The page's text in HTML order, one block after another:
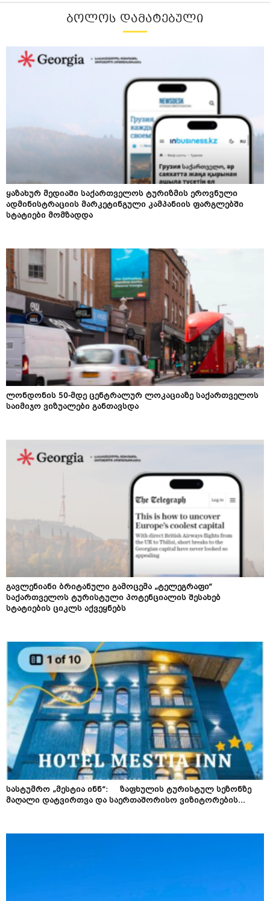
ᲑᲝᲚᲝᲡ ᲓᲐᲛᲐᲢᲔᲑᲣᲚᲘ
ყაზახურ მედიაში საქართველოს ტურიზმის ეროვნული
ადმინისტრაციის მარკეტინგული კამპანიის ფარგლებში
სტატიები მომზადდა
ლონდონის 50-მდე ცენტრალურ ლოკაციაზე საქართველოს
საიმიჯო ვიზუალები განთავსდა
გავლენიანი ბრიტანული გამოცემა „ტელეგრაფი“
საქართველოს ტურისტული პოტენციალის შესახებ
სტატიების ციკლს აქვეყნებს
სასტუმრო „მესტია ინნ“: ზაფხულის ტურისტულ სეზონზე
მაღალი დატვირთვა და საერთაშორისო ვიზიტორების...